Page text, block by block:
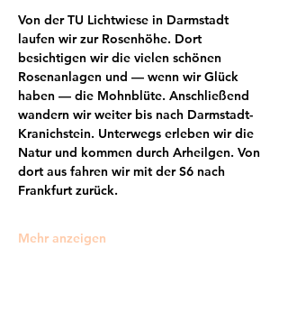
Von der TU Lichtwiese in Darmstadt
laufen wir zur Rosenhöhe. Dort
besichtigen wir die vielen schönen
Rosenanlagen und — wenn wir Glück
haben — die Mohnblüte. Anschließend
wandern wir weiter bis nach Darmstadt-
Kranichstein. Unterwegs erleben wir die
Natur und kommen durch Arheilgen. Von
dort aus fahren wir mit der S6 nach
Frankfurt zurück.
Mehr anzeigen